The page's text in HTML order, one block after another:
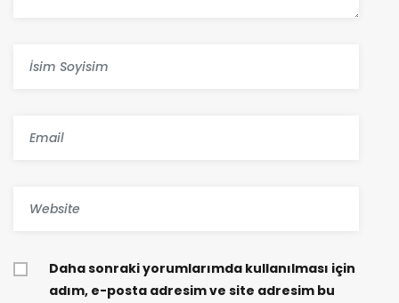
Daha sonraki yorumlarımda kullanılması için
adım, e-posta adresim ve site adresim bu